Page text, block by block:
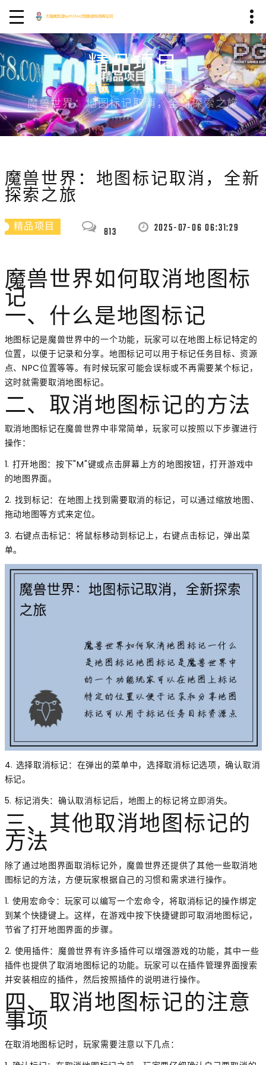
精品项目
首页
精品项目
魔兽世界：地图标记取消，全新探索之旅
魔兽世界：地图标记取消，全新
探索之旅
精品项目 813 2025-07-06 06:31:29
魔兽世界如何取消地图标
记
一、什么是地图标记
地图标记是魔兽世界中的一个功能，玩家可以在地图上标记特定的
位置，以便于记录和分享。地图标记可以用于标记任务目标、资源
点、NPC位置等等。有时候玩家可能会误标或不再需要某个标记，
这时就需要取消地图标记。
二、取消地图标记的方法
取消地图标记在魔兽世界中非常简单，玩家可以按照以下步骤进行
操作：
1. 打开地图：按下"M"键或点击屏幕上方的地图按钮，打开游戏中
的地图界面。
2. 找到标记：在地图上找到需要取消的标记，可以通过缩放地图、
拖动地图等方式来定位。
3. 右键点击标记：将鼠标移动到标记上，右键点击标记，弹出菜
单。
4. 选择取消标记：在弹出的菜单中，选择取消标记选项，确认取消
标记。
5. 标记消失：确认取消标记后，地图上的标记将立即消失。
三、其他取消地图标记的
方法
除了通过地图界面取消标记外，魔兽世界还提供了其他一些取消地
图标记的方法，方便玩家根据自己的习惯和需求进行操作。
1. 使用宏命令：玩家可以编写一个宏命令，将取消标记的操作绑定
到某个快捷键上。这样，在游戏中按下快捷键即可取消地图标记，
节省了打开地图界面的步骤。
2. 使用插件：魔兽世界有许多插件可以增强游戏的功能，其中一些
插件也提供了取消地图标记的功能。玩家可以在插件管理界面搜索
并安装相应的插件，然后按照插件的说明进行操作。
四、取消地图标记的注意
事项
在取消地图标记时，玩家需要注意以下几点：